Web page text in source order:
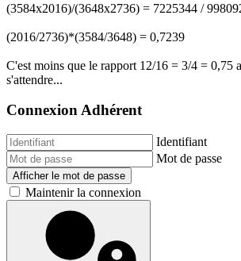
(3584x2016)/(3648x2736) = 7225344 /
(2016/2736)*(3584/3648) = 0,7239
C'est moins que le rapport 12/16 = 3/4 = 0,75
s'attendre...
Connexion Adhérent
Identifiant
Mot de passe
Afficher le mot de passe
Maintenir la connexion